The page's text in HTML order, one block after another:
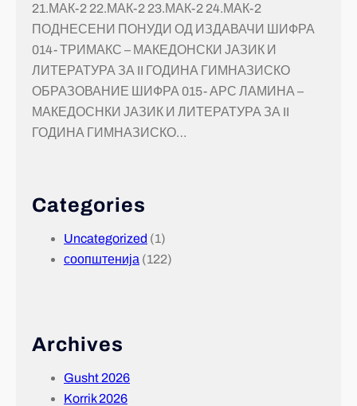
21.МАК-2 22.МАК-2 23.МАК-2 24.МАК-2
ПОДНЕСЕНИ ПОНУДИ ОД ИЗДАВАЧИ ШИФРА
014- ТРИМАКС – МАКЕДОНСКИ ЈАЗИК И
ЛИТЕРАТУРА ЗА II ГОДИНА ГИМНАЗИСКО
ОБРАЗОВАНИЕ ШИФРА 015- АРС ЛАМИНА –
МАКЕДОСНКИ ЈАЗИК И ЛИТЕРАТУРА ЗА II
ГОДИНА ГИМНАЗИСКО…
Categories
Uncategorized (1)
соопштенија (122)
Archives
Gusht 2026
Korrik 2026